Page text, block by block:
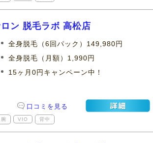
ン 脱毛ラボ 高松店
全身脱毛（6回パック）149,980円
全身脱毛（月額）1,990円
15ヶ月0円キャンペーン中！
口コミを見る
腕 VIO 背中